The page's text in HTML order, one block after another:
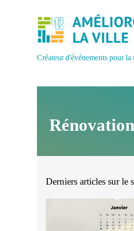
Créateur d'événements pour
Derniers articles sur le